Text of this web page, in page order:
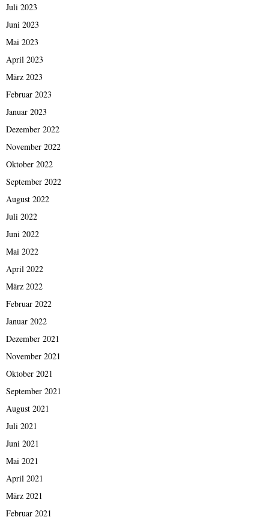
Juli 2023
Juni 2023
Mai 2023
April 2023
März 2023
Februar 2023
Januar 2023
Dezember 2022
November 2022
Oktober 2022
September 2022
August 2022
Juli 2022
Juni 2022
Mai 2022
April 2022
März 2022
Februar 2022
Januar 2022
Dezember 2021
November 2021
Oktober 2021
September 2021
August 2021
Juli 2021
Juni 2021
Mai 2021
April 2021
März 2021
Februar 2021